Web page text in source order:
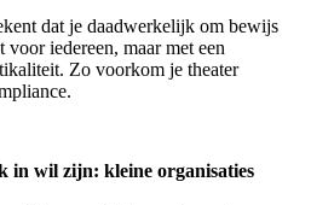
dat je daadwerkelijk om bewijs
iedereen, maar met een
Zo voorkom je theater
in wil zijn: kleine organisaties